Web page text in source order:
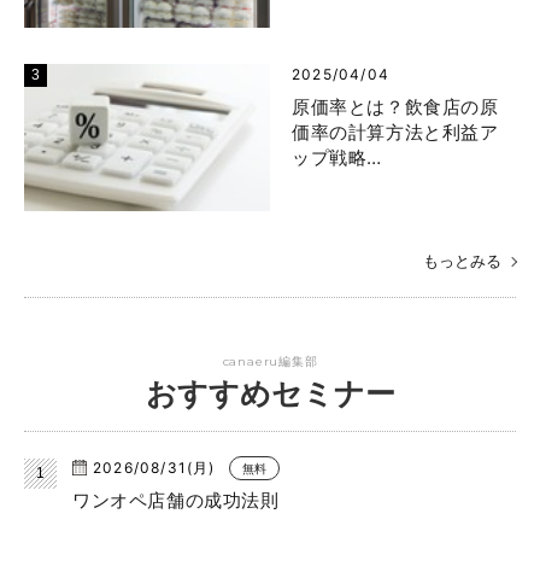
2025/04/04
原価率とは？飲食店の原
価率の計算方法と利益ア
ップ戦略…
もっとみる
canaeru編集部
おすすめセミナー
2026/08/31(月) 無料
ワンオペ店舗の成功法則